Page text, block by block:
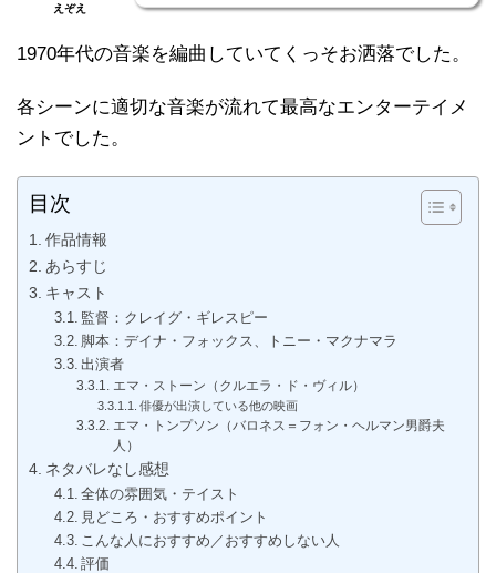
えぞえ
1970年代の音楽を編曲していてくっそお洒落でした。
各シーンに適切な音楽が流れて最高なエンターテイメ
ントでした。
目次
作品情報
あらすじ
キャスト
監督：クレイグ・ギレスピー
脚本：デイナ・フォックス、トニー・マクナマラ
出演者
エマ・ストーン（クルエラ・ド・ヴィル）
俳優が出演している他の映画
エマ・トンプソン（バロネス＝フォン・ヘルマン男爵夫
人）
ネタバレなし感想
全体の雰囲気・テイスト
見どころ・おすすめポイント
こんな人におすすめ／おすすめしない人
評価